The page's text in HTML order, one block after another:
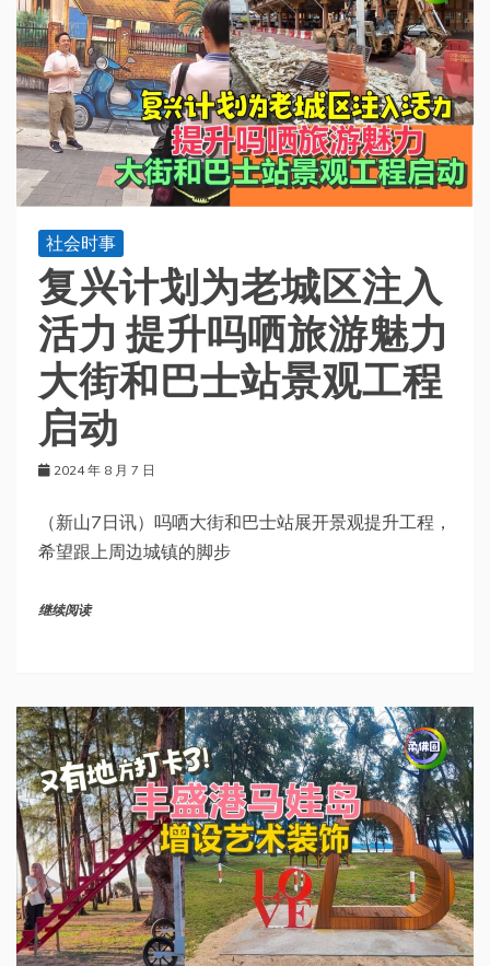
社会时事
复兴计划为老城区注入
活力 提升吗哂旅游魅力
大街和巴士站景观工程
启动
2024 年 8 月 7 日
（新山7日讯）吗哂大街和巴士站展开景观提升工程，
希望跟上周边城镇的脚步
继续阅读